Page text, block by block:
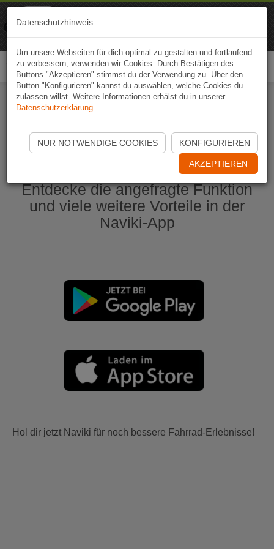
Naviki App jetzt öffnen
Entdecke die angefragte Funktion
und viele weitere Vorteile in der
Naviki-App
Hol dir jetzt Naviki für noch bessere Fahrrad-Erlebnisse!
Datenschutzhinweis
Um unsere Webseiten für dich optimal zu gestalten und fortlaufend
zu verbessern, verwenden wir Cookies. Durch Bestätigen des
Buttons "Akzeptieren" stimmst du der Verwendung zu. Über den
Button "Konfigurieren" kannst du auswählen, welche Cookies du
zulassen willst. Weitere Informationen erhälst du in unserer
Datenschutzerklärung.
NUR NOTWENDIGE COOKIES KONFIGURIEREN
AKZEPTIEREN
Naviki